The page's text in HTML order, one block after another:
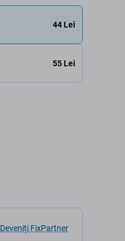
55 Lei
44 Lei
Deveniți FixPartner